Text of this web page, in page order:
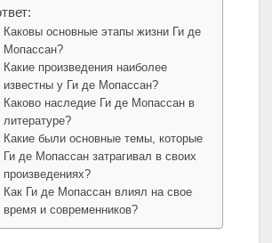
Каковы основные этапы жизни Ги де
Мопассан?
Какие произведения наиболее
известны у Ги де Мопассан?
Каково наследие Ги де Мопассан в
литературе?
Какие были основные темы, которые
Ги де Мопассан затрагивал в своих
произведениях?
Как Ги де Мопассан влиял на свое
время и современников?